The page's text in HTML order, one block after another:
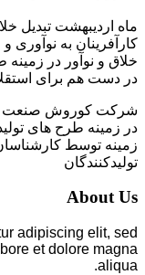
ماه اردیبهشت تبدیل
کارآفرینان به نوآوری
خلاق و نوآور در
در دست هم برای
شرکت کوروش صنعت
در زمینه طرح های
زمینه توسط
تولیدکنندگان
About Us
adipiscing elit, sed
et dolore magna
aliqua.